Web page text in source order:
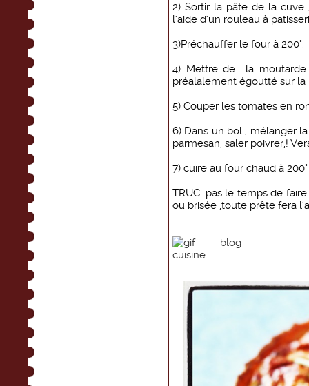
2) Sortir la pâte de la
l'aide d'un rouleau à
3)Préchauffer le four à 200°.
4) Mettre de la
préalalement égoutté sur
5) Couper les tomates en
6) Dans un bol , mélanger
parmesan, saler poivrer,!
7) cuire au four chaud à
TRUC: pas le temps de
ou brisée ,toute prête fera